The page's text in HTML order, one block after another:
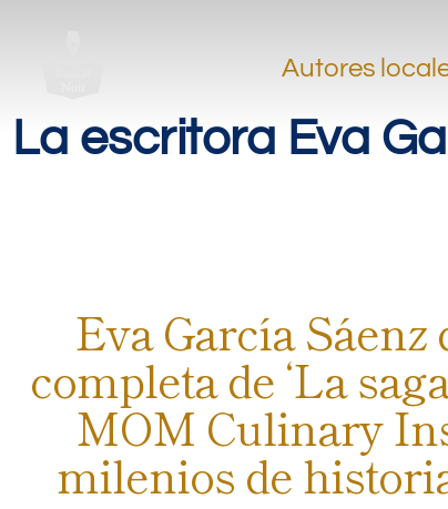
Autores
La escritora Eva
Eva García
completa de ‘La
MOM Culinary
milenios de